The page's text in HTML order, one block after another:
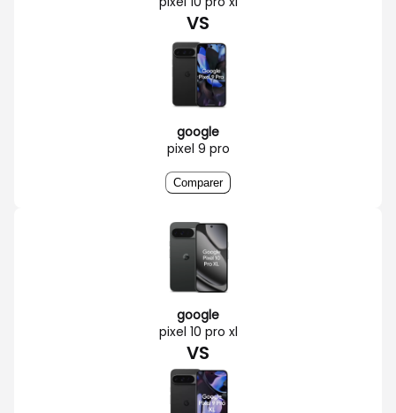
VS
google
pixel 9 pro
Comparer
google
pixel 10 pro xl
VS